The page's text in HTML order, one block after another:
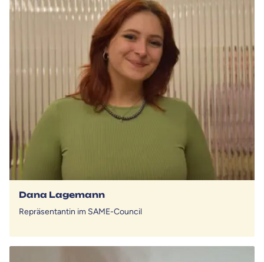
Dana Lagemann
Repräsentantin im SAME-Council